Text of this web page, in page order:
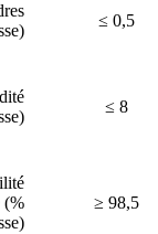
≤ 0,5
≤ 8
(%
≥ 98,5